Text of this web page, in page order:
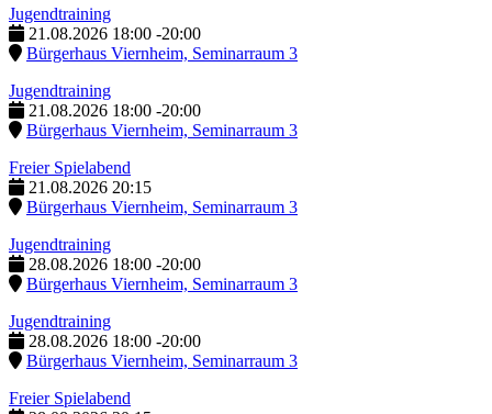
Jugendtraining
21.08.2026 18:00 -20:00
Bürgerhaus Viernheim, Seminarraum 3
Jugendtraining
21.08.2026 18:00 -20:00
Bürgerhaus Viernheim, Seminarraum 3
Freier Spielabend
21.08.2026 20:15
Bürgerhaus Viernheim, Seminarraum 3
Jugendtraining
28.08.2026 18:00 -20:00
Bürgerhaus Viernheim, Seminarraum 3
Jugendtraining
28.08.2026 18:00 -20:00
Bürgerhaus Viernheim, Seminarraum 3
Freier Spielabend